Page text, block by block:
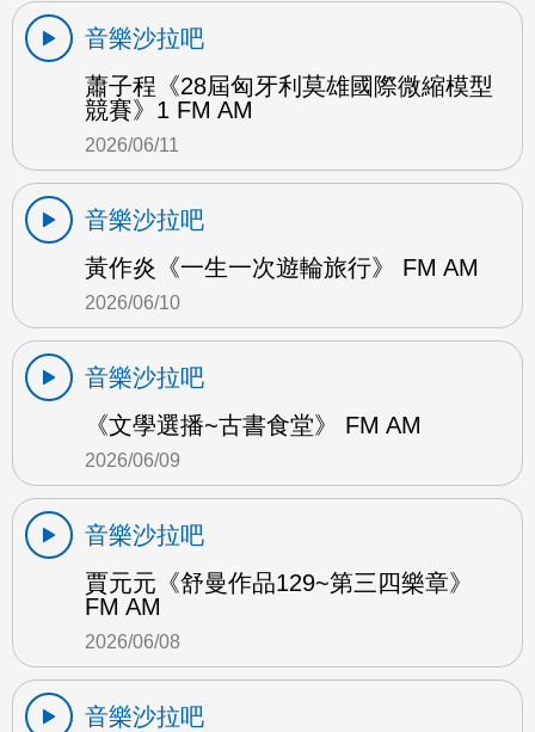
音樂沙拉吧
蕭子程《28屆匈牙利莫雄國際微縮模型
競賽》1 FM AM
2026/06/11
音樂沙拉吧
黃作炎《一生一次遊輪旅行》 FM AM
2026/06/10
音樂沙拉吧
《文學選播~古書食堂》 FM AM
2026/06/09
音樂沙拉吧
賈元元《舒曼作品129~第三四樂章》
FM AM
2026/06/08
音樂沙拉吧